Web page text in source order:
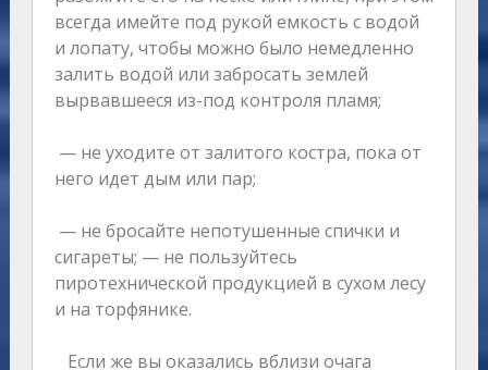
всегда имейте под рукой емкость с водой
и лопату, чтобы можно было немедленно
залить водой или забросать землей
вырвавшееся из-под контроля пламя;
— не уходите от залитого костра, пока от
него идет дым или пар;
— не бросайте непотушенные спички и
сигареты; — не пользуйтесь
пиротехнической продукцией в сухом лесу
и на торфянике.
Если же вы оказались вблизи очага